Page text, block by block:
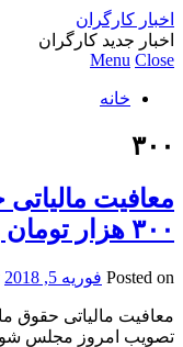
اخبار کارگران
اخبار جدید کارگران
Menu Close
خانه
۳۰۰
۳۰۰ هزار تومان رسید
Posted on فوریه 5, 2018
تصویب امروز مجلس